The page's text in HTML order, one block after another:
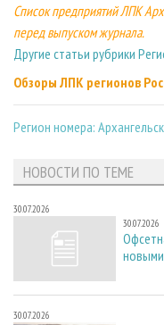
Список предприятий ЛПК
перед выпуском журнала.
Другие статьи рубрики
Обзоры ЛПК регионов
Регион номера:
НОВОСТИ ПО ТЕМЕ
30.07.2026
30.07.2026
30.07.2026